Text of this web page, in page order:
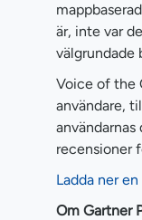
är, inte var
välgrundade
Voice of the
användare,
recensioner
Ladda ner
Om Gartner